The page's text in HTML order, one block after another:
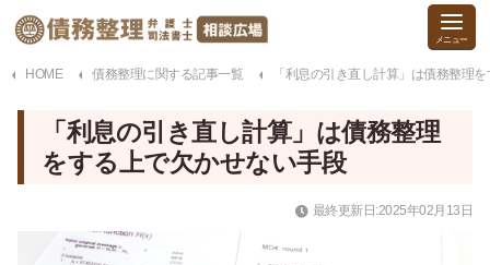
HOME 債務整理に関する記事一覧 「利息の引き直し計算」は債務整理
「利息の引き直し計算」は債務整理
をする上で欠かせない手段
最終更新日:2025年02月13日